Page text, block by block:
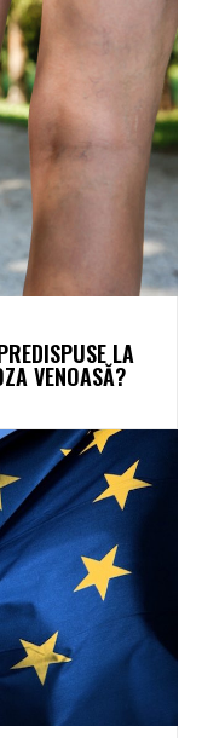
LA
VENOASĂ?